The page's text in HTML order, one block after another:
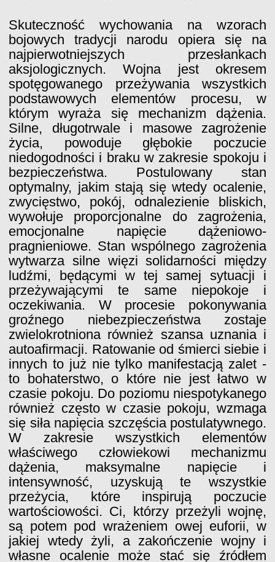
Skuteczność wychowania na wzorach
bojowych tradycji narodu opiera się na
najpierwotniejszych przesłankach
aksjologicznych. Wojna jest okresem
spotęgowanego przeżywania wszystkich
podstawowych elementów procesu, w
którym wyraża się mechanizm dążenia.
Silne, długotrwale i masowe zagrożenie
życia, powoduje głębokie poczucie
niedogodności i braku w zakresie spokoju i
bezpieczeństwa. Postulowany stan
optymalny, jakim stają się wtedy ocalenie,
zwycięstwo, pokój, odnalezienie bliskich,
wywołuje proporcjonalne do zagrożenia,
emocjonalne napięcie dążeniowo-
pragnieniowe. Stan wspólnego zagrożenia
wytwarza silne więzi solidarności między
ludźmi, będącymi w tej samej sytuacji i
przeżywającymi te same niepokoje i
oczekiwania. W procesie pokonywania
groźnego niebezpieczeństwa zostaje
zwielokrotniona również szansa uznania i
autoafirmacji. Ratowanie od śmierci siebie i
innych to już nie tylko manifestacją zalet -
to bohaterstwo, o które nie jest łatwo w
czasie pokoju. Do poziomu niespotykanego
również często w czasie pokoju, wzmaga
się siła napięcia szczęścia postulatywnego.
W zakresie wszystkich elementów
właściwego człowiekowi mechanizmu
dążenia, maksymalne napięcie i
intensywność, uzyskują te wszystkie
przeżycia, które inspirują poczucie
wartościowości. Ci, którzy przeżyli wojnę,
są potem pod wrażeniem owej euforii, w
jakiej wtedy żyli, a zakończenie wojny i
własne ocalenie może stać się źródłem